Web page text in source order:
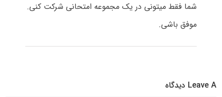
شما فقط میتونی در یک مجموعه امتحانی شرکت کنی.
موفق باشی.
Leave A دیدگاه